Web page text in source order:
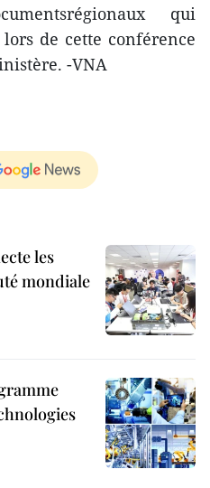
qui
de cette conférence
-VNA
les
mondiale